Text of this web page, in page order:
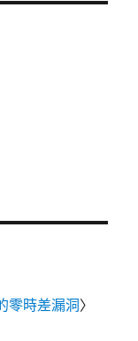
零時差漏洞〉